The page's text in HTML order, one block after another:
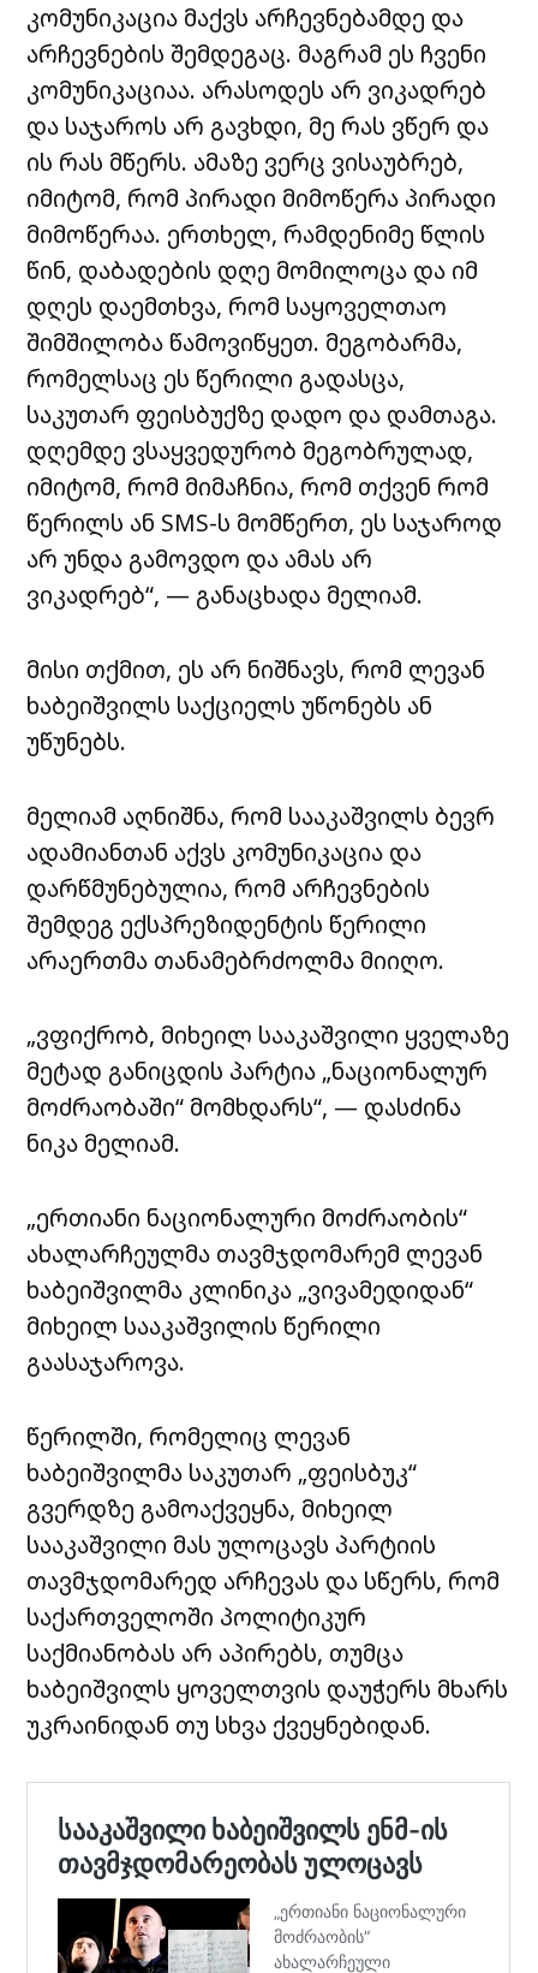
კომუნიკაცია მაქვს არჩევნებამდე და
არჩევნების შემდეგაც. მაგრამ ეს ჩვენი
კომუნიკაციაა. არასოდეს არ ვიკადრებ
და საჯაროს არ გავხდი, მე რას ვწერ და
ის რას მწერს. ამაზე ვერც ვისაუბრებ,
იმიტომ, რომ პირადი მიმოწერა პირადი
მიმოწერაა. ერთხელ, რამდენიმე წლის
წინ, დაბადების დღე მომილოცა და იმ
დღეს დაემთხვა, რომ საყოველთაო
შიმშილობა წამოვიწყეთ. მეგობარმა,
რომელსაც ეს წერილი გადასცა,
საკუთარ ფეისბუქზე დადო და დამთაგა.
დღემდე ვსაყვედურობ მეგობრულად,
იმიტომ, რომ მიმაჩნია, რომ თქვენ რომ
წერილს ან SMS-ს მომწერთ, ეს საჯაროდ
არ უნდა გამოვდო და ამას არ
ვიკადრებ“, — განაცხადა მელიამ.
მისი თქმით, ეს არ ნიშნავს, რომ ლევან
ხაბეიშვილს საქციელს უწონებს ან
უწუნებს.
მელიამ აღნიშნა, რომ სააკაშვილს ბევრ
ადამიანთან აქვს კომუნიკაცია და
დარწმუნებულია, რომ არჩევნების
შემდეგ ექსპრეზიდენტის წერილი
არაერთმა თანამებრძოლმა მიიღო.
„ვფიქრობ, მიხეილ სააკაშვილი ყველაზე
მეტად განიცდის პარტია „ნაციონალურ
მოძრაობაში“ მომხდარს“, — დასძინა
ნიკა მელიამ.
„ერთიანი ნაციონალური მოძრაობის“
ახალარჩეულმა თავმჯდომარემ ლევან
ხაბეიშვილმა კლინიკა „ვივამედიდან“
მიხეილ სააკაშვილის წერილი
გაასაჯაროვა.
წერილში, რომელიც ლევან
ხაბეიშვილმა საკუთარ „ფეისბუკ“
გვერდზე გამოაქვეყნა, მიხეილ
სააკაშვილი მას ულოცავს პარტიის
თავმჯდომარედ არჩევას და სწერს, რომ
საქართველოში პოლიტიკურ
საქმიანობას არ აპირებს, თუმცა
ხაბეიშვილს ყოველთვის დაუჭერს მხარს
უკრაინიდან თუ სხვა ქვეყნებიდან.